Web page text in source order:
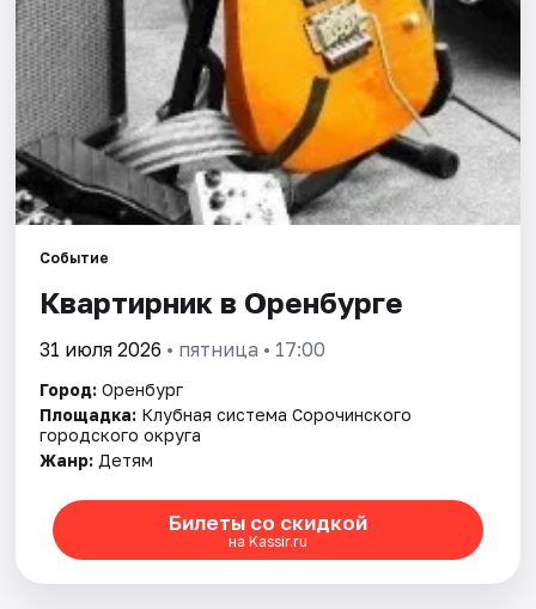
Рейтинги
Событие
Квартирник в Оренбурге
31 июля 2026 • пятница • 17:00
Город: Оренбург
Площадка: Клубная система Сорочинского
городского округа
Жанр: Детям
Билеты со скидкой
на Kassir.ru